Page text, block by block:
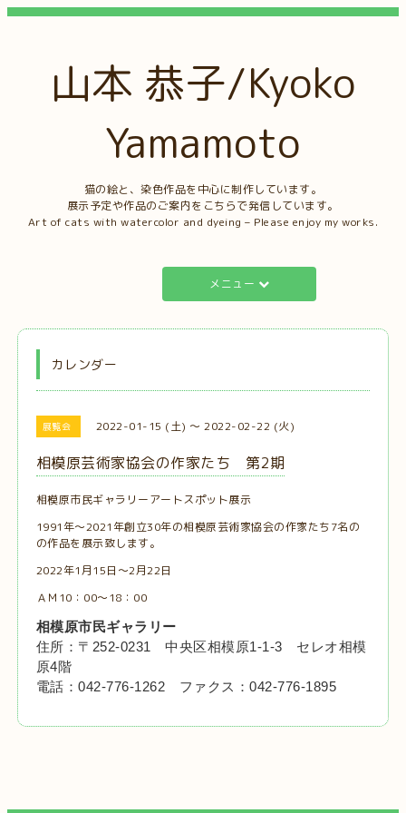
山本 恭子/Kyoko
Yamamoto
猫の絵と、染色作品を中心に制作しています。
展示予定や作品のご案内をこちらで発信しています。
Art of cats with watercolor and dyeing – Please enjoy my works.
メニュー
カレンダー
展覧会 2022-01-15 (土) ～ 2022-02-22 (火)
相模原芸術家協会の作家たち 第2期
相模原市民ギャラリーアートスポット展示
1991年～2021年創立30年の相模原芸術家協会の作家たち7名の
の作品を展示致します。
2022年1月15日～2月22日
ＡＭ10：00～18：00
相模原市民ギャラリー
住所：〒252-0231 中央区相模原1-1-3 セレオ相模
原4階
電話：042-776-1262 ファクス：042-776-1895